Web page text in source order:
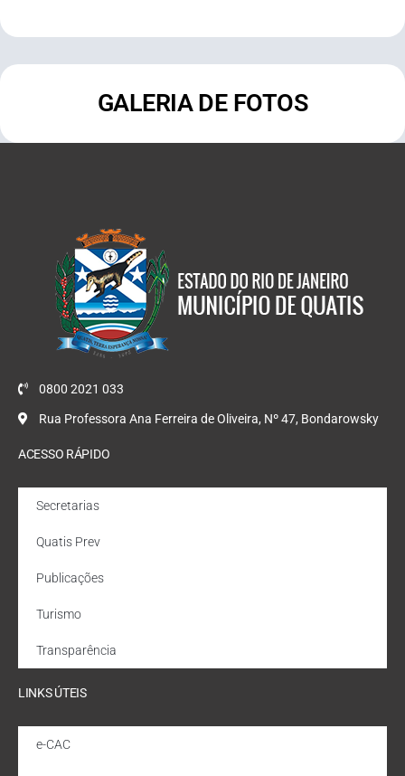
GALERIA DE FOTOS
0800 2021 033
Rua Professora Ana Ferreira de Oliveira, Nº 47, Bondarowsky
ACESSO RÁPIDO
Secretarias
Quatis Prev
Publicações
Turismo
Transparência
LINKS ÚTEIS
e-CAC